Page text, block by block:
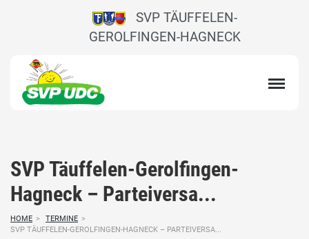
SVP TÄUFFELEN-
GEROLFINGEN-HAGNECK
SVP Täuffelen-Gerolfingen-
Hagneck – Parteiversa...
HOME > TERMINE >
SVP TÄUFFELEN-GEROLFINGEN-HAGNECK – PARTEIVERSA...